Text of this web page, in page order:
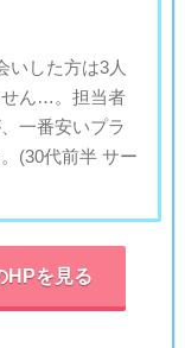
いした方は3人
せん…。担当者
一番安いプラ
(30代前半 サー
HPを見る